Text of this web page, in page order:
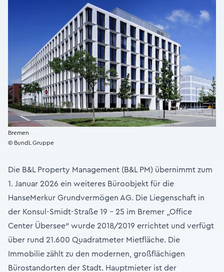
Bremen
© BundL Gruppe
Die B&L Property Management (B&L PM) übernimmt zum
1. Januar 2026 ein weiteres Büroobjekt für die
HanseMerkur Grundvermögen AG. Die Liegenschaft in
der Konsul-Smidt-Straße 19 - 25 im Bremer „Office
Center Übersee“ wurde 2018/2019 errichtet und verfügt
über rund 21.600 Quadratmeter Mietfläche. Die
Immobilie zählt zu den modernen, großflächigen
Bürostandorten der Stadt. Hauptmieter ist der